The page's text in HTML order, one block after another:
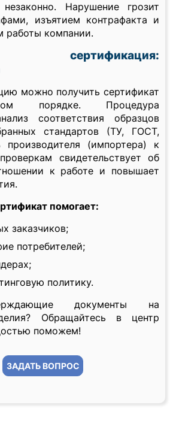
незаконно. Нарушение грозит
изъятием контрафакта и
работы компании.
сертификация:
можно получить сертификат
порядке. Процедура
соответствия образцов
стандартов (ТУ, ГОСТ,
производителя (импортера) к
свидетельствует об
к работе и повышает
помогает:
заказчиков;
потребителей;
политику.
документы на
Обращайтесь в центр
поможем!
ЗАДАТЬ ВОПРОС